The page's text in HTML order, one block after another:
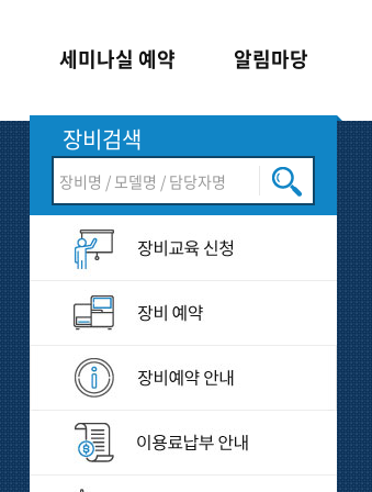
세미나실 예약 알림마당
장비검색